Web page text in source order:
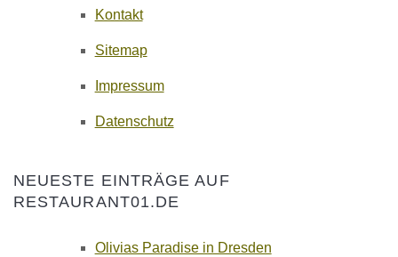
Kontakt
Sitemap
Impressum
Datenschutz
NEUESTE EINTRÄGE AUF
RESTAURANT01.DE
Olivias Paradise in Dresden